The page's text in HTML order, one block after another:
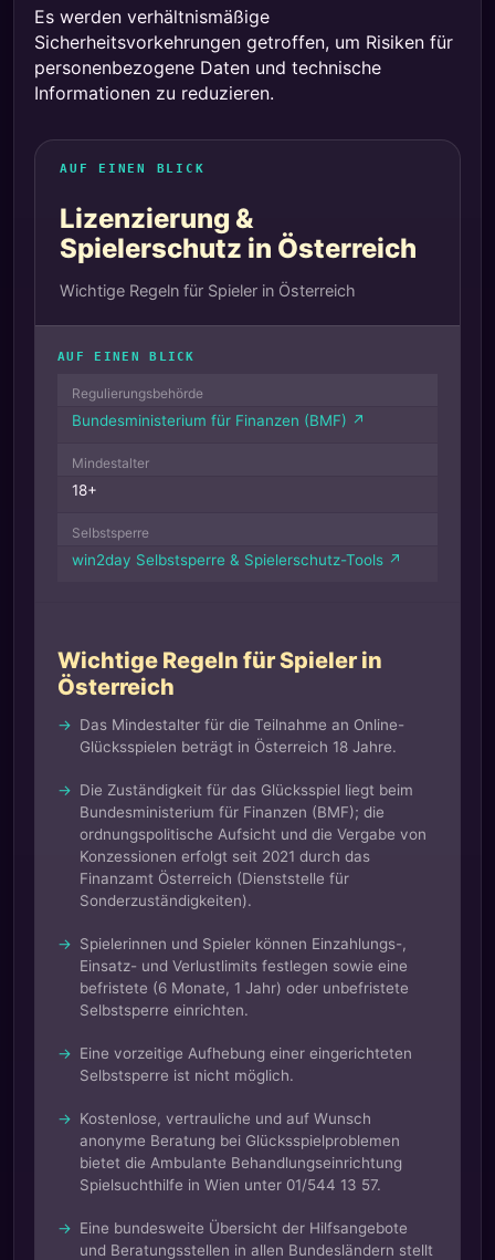
Es werden verhältnismäßige
Sicherheitsvorkehrungen getroffen, um Risiken für
personenbezogene Daten und technische
Informationen zu reduzieren.
AUF EINEN BLICK
Lizenzierung &
Spielerschutz in Österreich
Wichtige Regeln für Spieler in Österreich
AUF EINEN BLICK
Regulierungsbehörde
Bundesministerium für Finanzen (BMF) ↗
Mindestalter
18+
Selbstsperre
win2day Selbstsperre & Spielerschutz-Tools ↗
Wichtige Regeln für Spieler in
Österreich
Das Mindestalter für die Teilnahme an Online-
Glücksspielen beträgt in Österreich 18 Jahre.
Die Zuständigkeit für das Glücksspiel liegt beim
Bundesministerium für Finanzen (BMF); die
ordnungspolitische Aufsicht und die Vergabe von
Konzessionen erfolgt seit 2021 durch das
Finanzamt Österreich (Dienststelle für
Sonderzuständigkeiten).
Spielerinnen und Spieler können Einzahlungs-,
Einsatz- und Verlustlimits festlegen sowie eine
befristete (6 Monate, 1 Jahr) oder unbefristete
Selbstsperre einrichten.
Eine vorzeitige Aufhebung einer eingerichteten
Selbstsperre ist nicht möglich.
Kostenlose, vertrauliche und auf Wunsch
anonyme Beratung bei Glücksspielproblemen
bietet die Ambulante Behandlungseinrichtung
Spielsuchthilfe in Wien unter 01/544 13 57.
Eine bundesweite Übersicht der Hilfsangebote
und Beratungsstellen in allen Bundesländern stellt